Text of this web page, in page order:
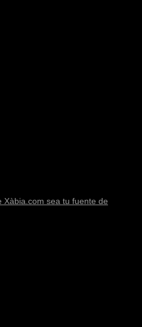
sea tu fuente de